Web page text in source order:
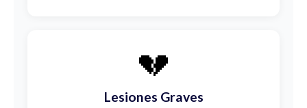
💔
Lesiones Graves